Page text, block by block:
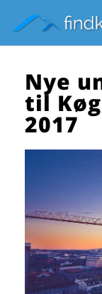
Nye
til
2017